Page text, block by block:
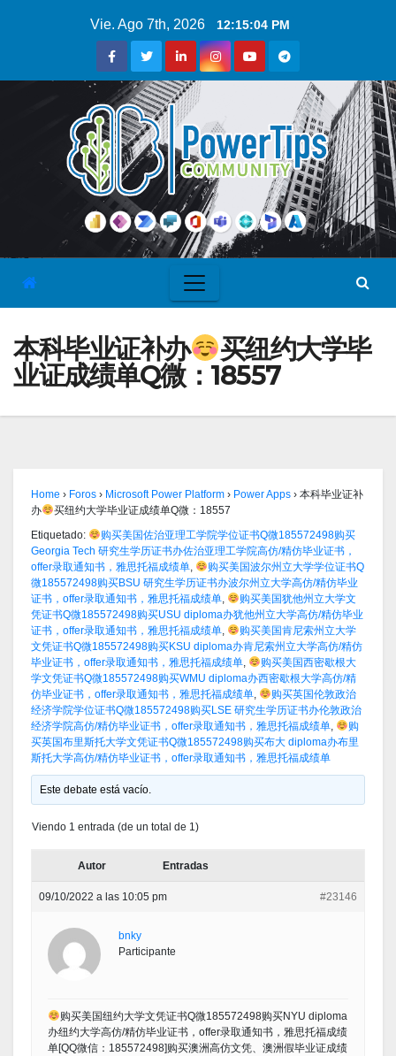
Vie. Ago 7th, 2026 12:15:04 PM
本科毕业证补办
买纽约大学毕
业证成绩单Q微：18557
Home › Foros › Microsoft Power Platform › Power Apps › 本科毕业证补
办
买纽约大学毕业证成绩单Q微：18557
Etiquetado:
购买美国佐治亚理工学院学位证书Q微185572498购买
Georgia Tech 研究生学历证书办佐治亚理工学院高仿/精仿毕业证书，
offer录取通知书，雅思托福成绩单,
购买美国波尔州立大学学位证书Q
微185572498购买BSU 研究生学历证书办波尔州立大学高仿/精仿毕业
证书，offer录取通知书，雅思托福成绩单,
购买美国犹他州立大学文
凭证书Q微185572498购买USU diploma办犹他州立大学高仿/精仿毕业
证书，offer录取通知书，雅思托福成绩单,
购买美国肯尼索州立大学
文凭证书Q微185572498购买KSU diploma办肯尼索州立大学高仿/精仿
毕业证书，offer录取通知书，雅思托福成绩单,
购买美国西密歇根大
学文凭证书Q微185572498购买WMU diploma办西密歇根大学高仿/精
仿毕业证书，offer录取通知书，雅思托福成绩单,
购买英国伦敦政治
经济学院学位证书Q微185572498购买LSE 研究生学历证书办伦敦政治
经济学院高仿/精仿毕业证书，offer录取通知书，雅思托福成绩单,
购
买英国布里斯托大学文凭证书Q微185572498购买布大 diploma办布里
斯托大学高仿/精仿毕业证书，offer录取通知书，雅思托福成绩单
Este debate está vacío.
Viendo 1 entrada (de un total de 1)
Autor Entradas
09/10/2022 a las 10:05 pm #23146
bnky
Participante
购买美国纽约大学文凭证书Q微185572498购买NYU diploma
办纽约大学高仿/精仿毕业证书，offer录取通知书，雅思托福成绩
单[QQ微信：185572498]购买澳洲高仿文凭、澳洲假毕业证成绩